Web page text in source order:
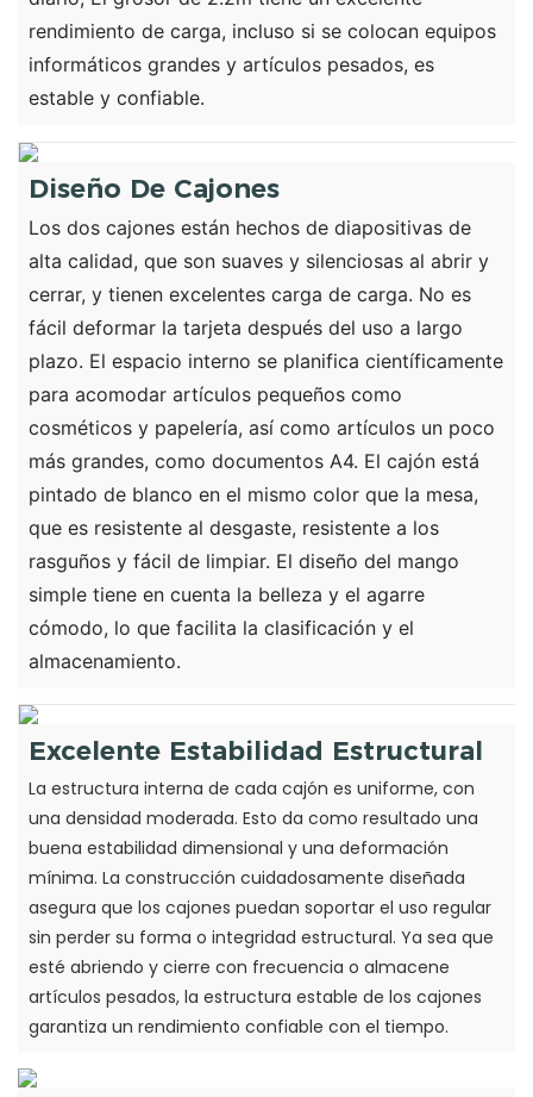
rendimiento de carga, incluso si se colocan equipos
informáticos grandes y artículos pesados, es
estable y confiable.
Diseño De Cajones
Los dos cajones están hechos de diapositivas de
alta calidad, que son suaves y silenciosas al abrir y
cerrar, y tienen excelentes carga de carga. No es
fácil deformar la tarjeta después del uso a largo
plazo. El espacio interno se planifica científicamente
para acomodar artículos pequeños como
cosméticos y papelería, así como artículos un poco
más grandes, como documentos A4. El cajón está
pintado de blanco en el mismo color que la mesa,
que es resistente al desgaste, resistente a los
rasguños y fácil de limpiar. El diseño del mango
simple tiene en cuenta la belleza y el agarre
cómodo, lo que facilita la clasificación y el
almacenamiento.
Excelente Estabilidad Estructural
La estructura interna de cada cajón es uniforme, con
una densidad moderada. Esto da como resultado una
buena estabilidad dimensional y una deformación
mínima. La construcción cuidadosamente diseñada
asegura que los cajones puedan soportar el uso regular
sin perder su forma o integridad estructural. Ya sea que
esté abriendo y cierre con frecuencia o almacene
artículos pesados, la estructura estable de los cajones
garantiza un rendimiento confiable con el tiempo.